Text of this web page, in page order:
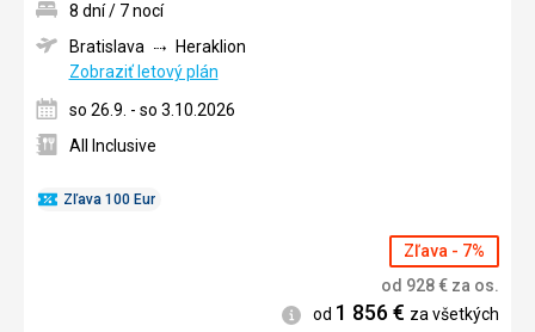
Zľava 100 Eur
8 dní / 7 nocí
Bratislava
Heraklion
Zobraziť letový plán
so 26.9. - so 3.10.2026
All Inclusive
Zľava - 7%
od 928€ za os.
Informácie
od 1 856€ za všetkých